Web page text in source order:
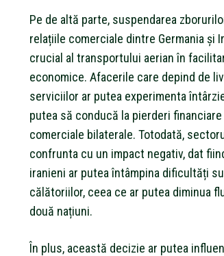
Pe de altă parte, suspendarea
relațiile comerciale dintre Germania și
crucial al transportului aerian în
economice. Afacerile care depind de
serviciilor ar putea experimenta
putea să conducă la pierderi
comerciale bilaterale. Totodată,
confrunta cu un impact negativ, dat
iranieni ar putea întâmpina dificultăți
călătoriilor, ceea ce ar putea diminua
două națiuni.
În plus, această decizie ar putea